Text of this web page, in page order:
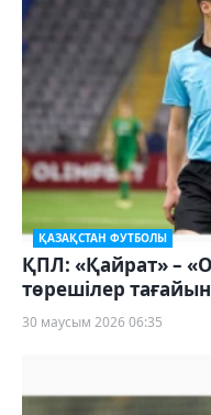
ҚАЗАҚСТАН ФУТБОЛЫ
ҚПЛ: «Қайрат» –
төрешілер
30 маусым 2026 06:35